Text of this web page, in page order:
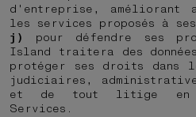
d'entreprise,
les services proposés à
j) pour défendre ses
Island traitera des
protéger ses droits dans
judiciaires,
et de tout litige en
Services.